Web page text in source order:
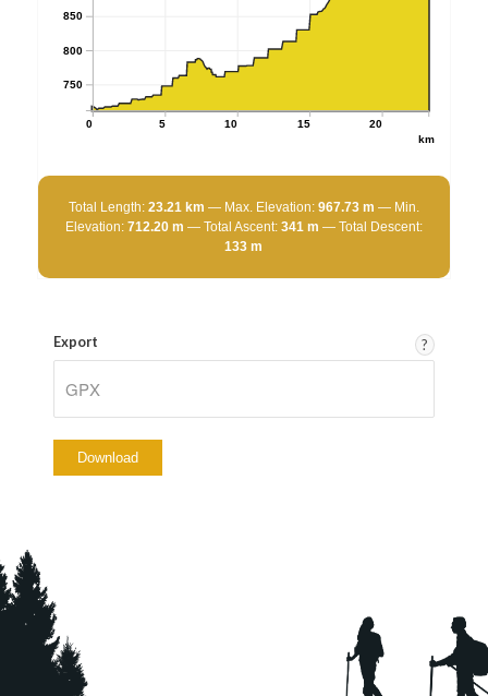
0 5 10 15 20
km
750
800
850
Total Length: 23.21 km Max. Elevation: 967.73 m
Min.
Elevation: 712.20 m Total Ascent: 341 m
Total Descent:
133 m
?
Export